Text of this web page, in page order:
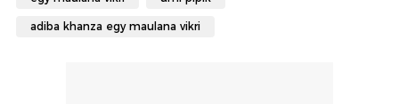
adiba khanza egy maulana vikri